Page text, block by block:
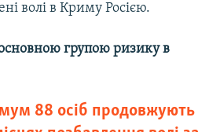
волі в Криму Росією.
групою ризику в
88 осіб продовжують